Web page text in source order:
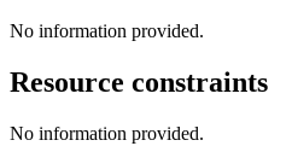
No information provided.
Resource constraints
No information provided.